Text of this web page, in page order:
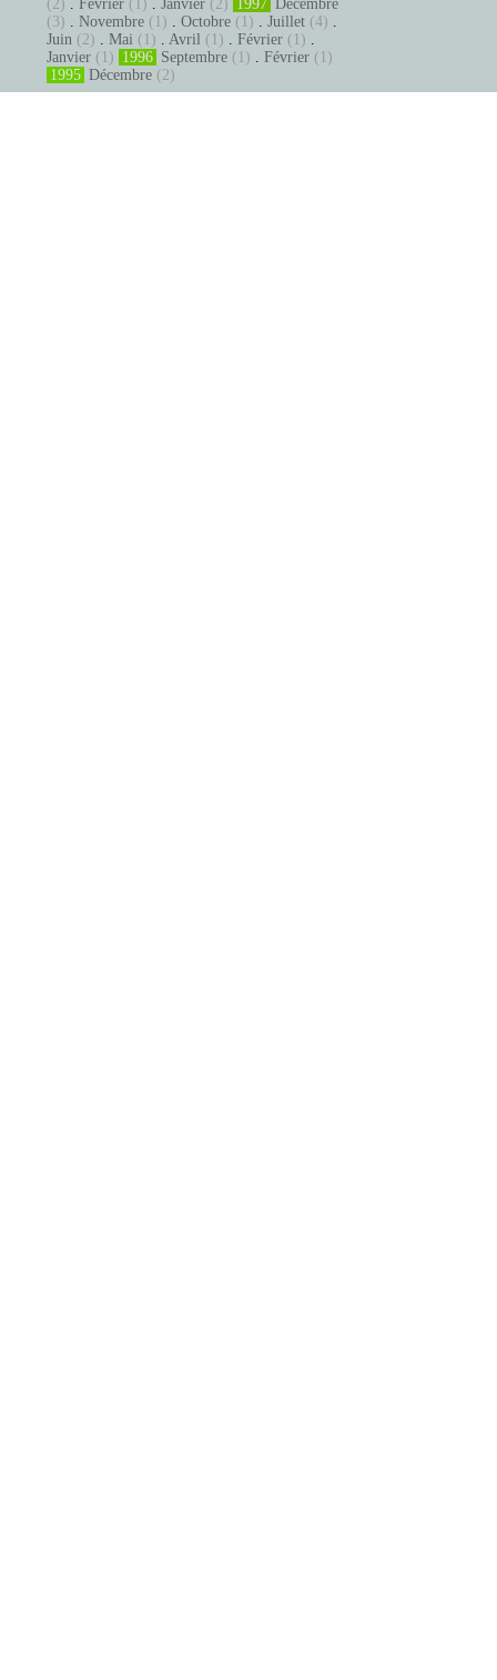
(2) . Février (1) . Janvier (2) 1997 Décembre
(3) . Novembre (1) . Octobre (1) . Juillet (4) .
Juin (2) . Mai (1) . Avril (1) . Février (1) .
Janvier (1) 1996 Septembre (1) . Février (1)
1995 Décembre (2)